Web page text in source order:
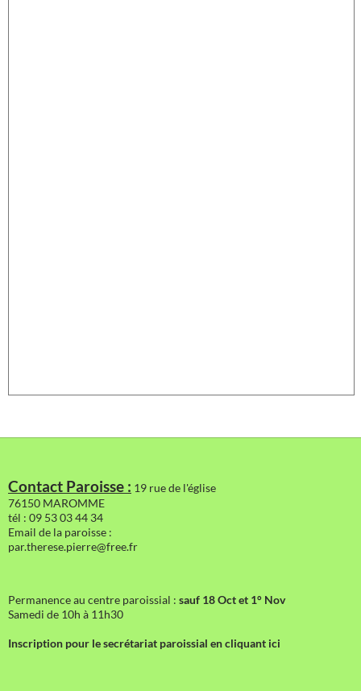
Contact Paroisse : 19 rue de l'église
76150 MAROMME
tél : 09 53 03 44 34
Email de la paroisse :
par.therese.pierre@free.fr
Permanence au centre paroissial : sauf 18 Oct et 1° Nov
Samedi de 10h à 11h30
Inscription pour le secrétariat paroissial en cliquant ici